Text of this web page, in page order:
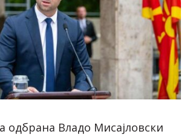
одбрана Владо Мисајловски